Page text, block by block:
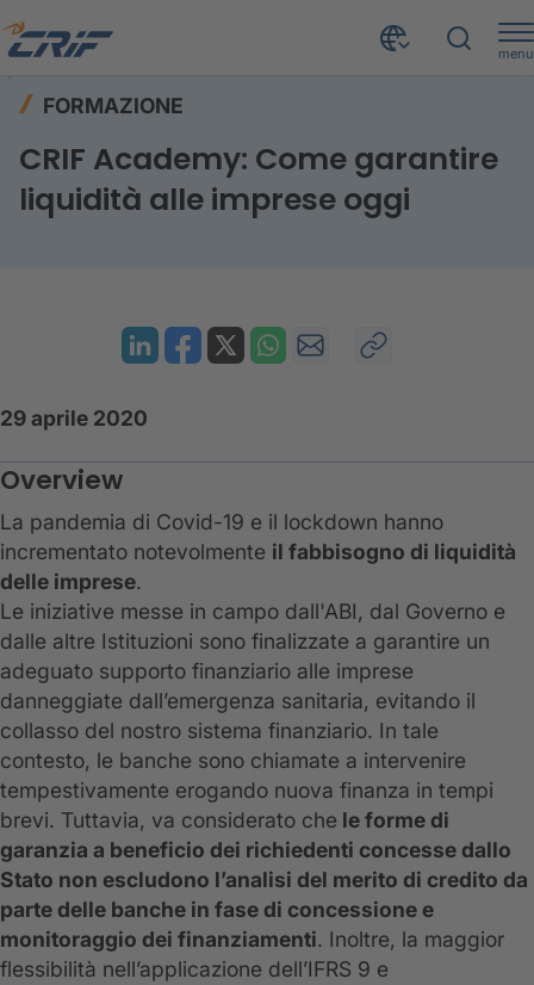
menu
FORMAZIONE
CRIF Academy: Come garantire
liquidità alle imprese oggi
29 aprile 2020
Overview
La pandemia di Covid-19 e il lockdown hanno
incrementato notevolmente il fabbisogno di liquidità
delle imprese.
Le iniziative messe in campo dall'ABI, dal Governo e
dalle altre Istituzioni sono finalizzate a garantire un
adeguato supporto finanziario alle imprese
danneggiate dall’emergenza sanitaria, evitando il
collasso del nostro sistema finanziario. In tale
contesto, le banche sono chiamate a intervenire
tempestivamente erogando nuova finanza in tempi
brevi. Tuttavia, va considerato che le forme di
garanzia a beneficio dei richiedenti concesse dallo
Stato non escludono l’analisi del merito di credito da
parte delle banche in fase di concessione e
monitoraggio dei finanziamenti. Inoltre, la maggior
flessibilità nell’applicazione dell’IFRS 9 e